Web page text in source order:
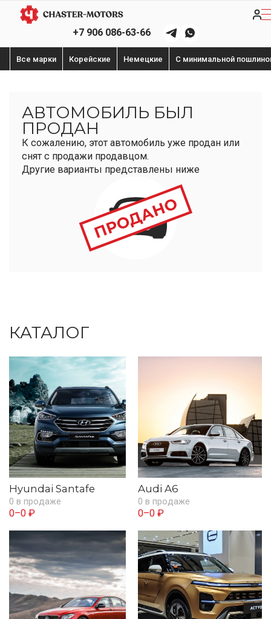
+7 906 086-63-66
Все марки Корейские Немецкие С минимальной
АВТОМОБИЛЬ БЫЛ
ПРОДАН
К сожалению, этот автомобиль уже продан или
снят с продажи продавцом.
Другие варианты представлены ниже
КАТАЛОГ
Hyundai Santafe
0 в продаже
0–0 ₽
Audi A6
0 в продаже
0–0 ₽